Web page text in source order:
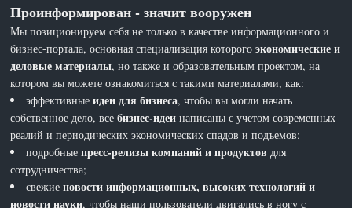
Проинформирован - значит вооружен
Мы позиционируем себя не только в качестве информационного и
бизнес-портала, основная специализация которогоэкономические и
деловые материалы, но также и образовательным проектом, на
котором вы можете ознакомиться с такими материалами, как:
эффективныеидеи для бизнеса, чтобы вы могли начать
собственное дело, всебизнес-идеи написаны с учетом современных
реалий и периодических экономических спадов и подъемов;
подробныепресс-релизы компаний и продуктов для
сотрудничества;
свежиеновости информационных, высоких технологий и
новости науки, чтобы наши пользователи двигались в ногу с